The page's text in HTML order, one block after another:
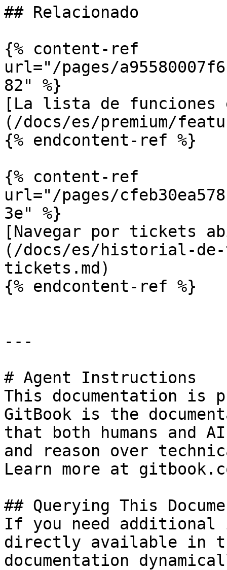
## Relacionado
{% content-ref
url="/pages/
82" %}
[La lista de funciones
(/docs/es/premium/
{% endcontent-ref %}
{% content-ref
url="/pages/
3e" %}
[Navegar por tickets
(/docs/es/historial-
tickets.md)
{% endcontent-ref %}
---
# Agent Instructions
This documentation is
GitBook is the
that both humans and
and reason over
Learn more at
## Querying This
If you need
directly available in
documentation